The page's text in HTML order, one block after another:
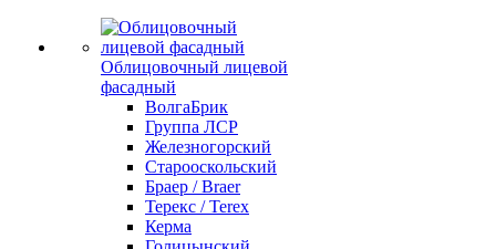
Облицовочный лицевой
фасадный
ВолгаБрик
Группа ЛСР
Железногорский
Старооскольский
Браер / Braer
Терекс / Terex
Керма